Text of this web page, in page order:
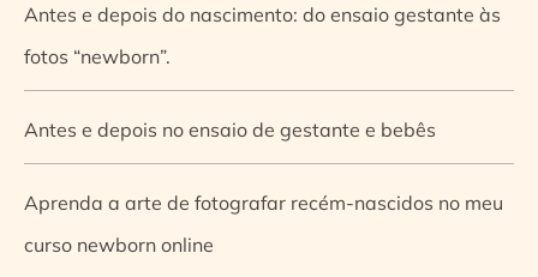
Antes e depois do nascimento: do ensaio gestante às
fotos “newborn”.
Antes e depois no ensaio de gestante e bebês
Aprenda a arte de fotografar recém-nascidos no meu
curso newborn online